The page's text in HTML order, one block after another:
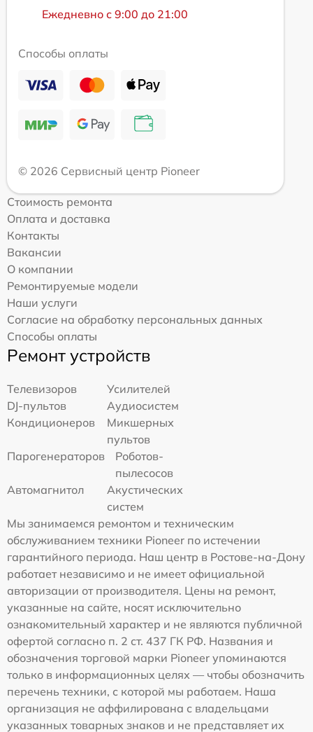
Ежедневно с 9:00 до 21:00
Способы оплаты
© 2026 Сервисный центр Pioneer
Стоимость ремонта
Оплата и доставка
Контакты
Вакансии
О компании
Ремонтируемые модели
Наши услуги
Согласие на обработку персональных данных
Способы оплаты
Ремонт устройств
Телевизоров
Усилителей
DJ-пультов
Аудиосистем
Кондиционеров
Микшерных
пультов
Парогенераторов
Роботов-
пылесосов
Автомагнитол
Акустических
систем
Мы занимаемся ремонтом и техническим
обслуживанием техники Pioneer по истечении
гарантийного периода. Наш центр в Ростове-на-Дону
работает независимо и не имеет официальной
авторизации от производителя. Цены на ремонт,
указанные на сайте, носят исключительно
ознакомительный характер и не являются публичной
офертой согласно п. 2 ст. 437 ГК РФ. Названия и
обозначения торговой марки Pioneer упоминаются
только в информационных целях — чтобы обозначить
перечень техники, с которой мы работаем. Наша
организация не аффилирована с владельцами
указанных товарных знаков и не представляет их